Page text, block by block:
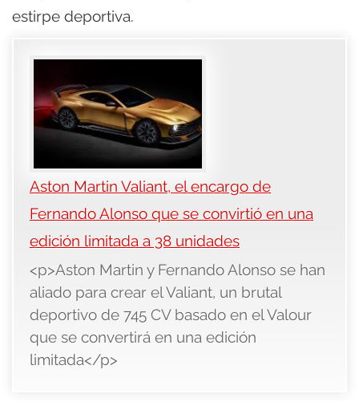
estirpe deportiva.
Aston Martin Valiant, el encargo de
Fernando Alonso que se convirtió en una
edición limitada a 38 unidades
<p>Aston Martin y Fernando Alonso se han
aliado para crear el Valiant, un brutal
deportivo de 745 CV basado en el Valour
que se convertirá en una edición
limitada</p>